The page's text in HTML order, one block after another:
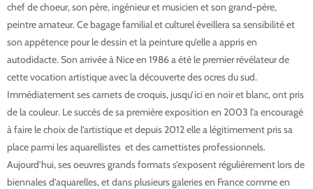
chef de choeur, son père, ingénieur et musicien et son grand-père,
peintre amateur. Ce bagage familial et culturel éveillera sa sensibilité et
son appétence pour le dessin et la peinture qu’elle a appris en
autodidacte. Son arrivée à Nice en 1986 a été le premier révélateur de
cette vocation artistique avec la découverte des ocres du sud.
Immédiatement ses carnets de croquis, jusqu’ici en noir et blanc, ont pris
de la couleur. Le succès de sa première exposition en 2003 l’a encouragé
à faire le choix de l’artistique et depuis 2012 elle a légitimement pris sa
place parmi les aquarellistes et des carnettistes professionnels.
Aujourd’hui, ses oeuvres grands formats s’exposent régulièrement lors de
biennales d’aquarelles, et dans plusieurs galeries en France comme en